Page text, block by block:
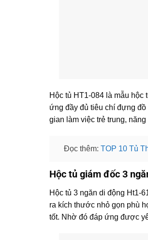
Hộc tủ HT1-084 là mẫu hộc
ứng đầy đủ tiêu chí đựng
gian làm việc trẻ trung,
Đọc thêm: TOP 10 Tủ
Hộc tủ giám đốc 3
Hộc tủ 3 ngăn di động Ht1-
ra kích thước nhỏ gọn phù
tốt. Nhờ đó đáp ứng được